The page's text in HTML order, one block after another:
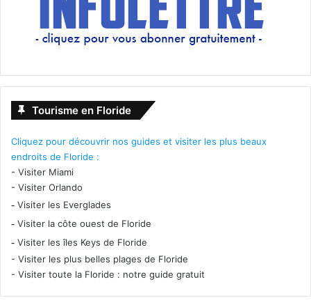
Tourisme en Floride
Cliquez pour découvrir nos guides et visiter les plus beaux
endroits de Floride :
- Visiter Miami
- Visiter Orlando
- Visiter les Everglades
- Visiter la côte ouest de Floride
- Visiter les îles Keys de Floride
- Visiter les plus belles plages de Floride
- Visiter toute la Floride : notre guide gratuit